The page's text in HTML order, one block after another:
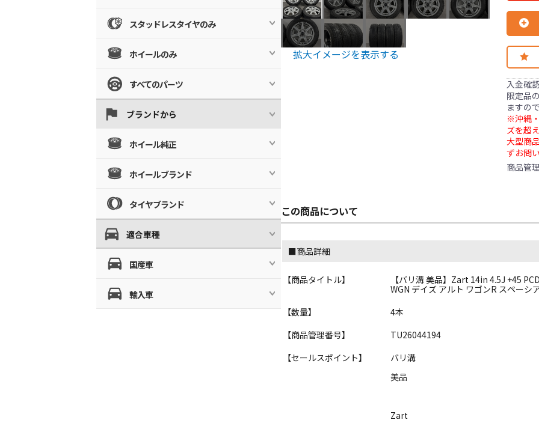
拡大イメージを表示する
入金確
限定品
ますの
※沖縄
ズを超
大型商
ずお問
商品管
この商品について
■商品詳細
【商品タイトル】
【バリ溝 美品】Zart 14in 4.5J +45
WGN デイズ アルト ワゴンR スペーシ
【数量】
4本
【商品管理番号】
TU26044194
【セールスポイント】
バリ溝
美品
Zart
スタッドレスタイヤのみ
ホイールのみ
すべてのパーツ
ブランドから
ホイール純正
ホイールブランド
タイヤブランド
適合車種
国産車
輸入車